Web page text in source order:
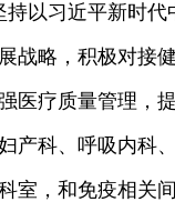
以习近平新时
战略，积极对
疗质量管理，
科、呼吸内
，和免疫相